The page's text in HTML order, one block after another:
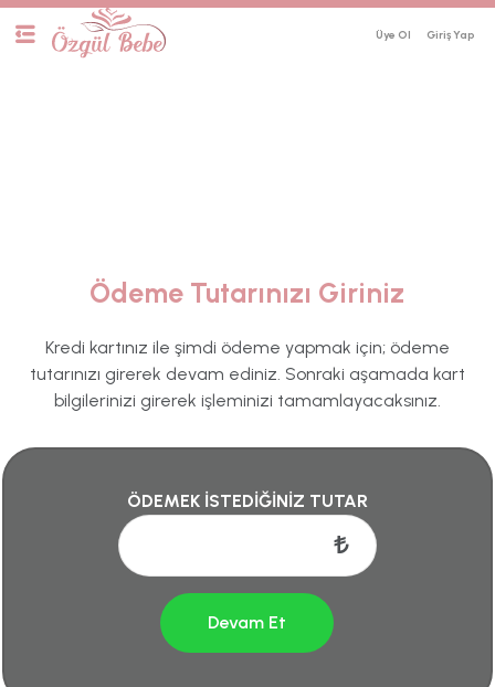
Üye Ol
Ödeme Tutarınızı Giriniz
Kredi kartınız ile şimdi ödeme yapmak için; ödeme
tutarınızı girerek devam ediniz. Sonraki aşamada kart
bilgilerinizi girerek işleminizi tamamlayacaksınız.
ÖDEMEK İSTEDİĞİNİZ TUTAR
Devam Et